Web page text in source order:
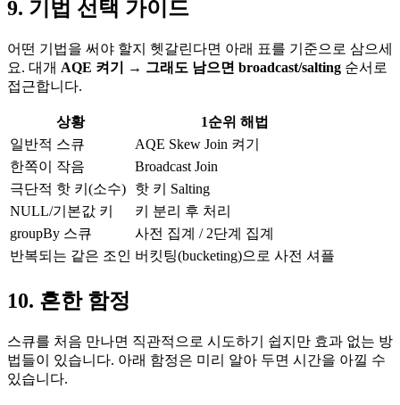
9. 기법 선택 가이드
어떤 기법을 써야 할지 헷갈린다면 아래 표를 기준으로 삼으세
요. 대개 AQE 켜기 → 그래도 남으면 broadcast/salting 순서로
접근합니다.
상황
1순위 해법
일반적 스큐
AQE Skew Join 켜기
한쪽이 작음
Broadcast Join
극단적 핫 키(소수)
핫 키 Salting
NULL/기본값 키
키 분리 후 처리
groupBy 스큐
사전 집계 / 2단계 집계
반복되는 같은 조인 버킷팅(bucketing)으로 사전 셔플
10. 흔한 함정
스큐를 처음 만나면 직관적으로 시도하기 쉽지만 효과 없는 방
법들이 있습니다. 아래 함정은 미리 알아 두면 시간을 아낄 수
있습니다.